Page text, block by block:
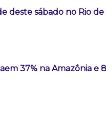
deste sábado no Rio
37% na Amazônia e